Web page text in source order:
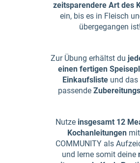
zeitsparendere Art des
ein, bis es in Fleisch
übergegangen ist!
Zur Übung erhältst du
einen fertigen
Einkaufsliste und das
passende
Nutze insgesamt 12
Kochanleitungenmit
COMMUNITY als
und lerne somit deine